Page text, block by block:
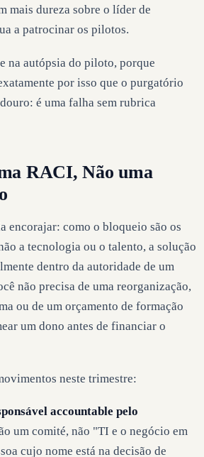
mais dureza sobre o líder de
a patrocinar os pilotos.
na autópsia do piloto, porque
por isso que o purgatório
é uma falha sem rubrica
RACI, Não uma
encorajar: como o bloqueio são os
a tecnologia ou o talento, a solução
dentro da autoridade de um
não precisa de uma reorganização,
ou de um orçamento de formação
um dono antes de financiar o
neste trimestre:
accountable pelo
um comité, não "TI e o negócio em
cujo nome está na decisão de